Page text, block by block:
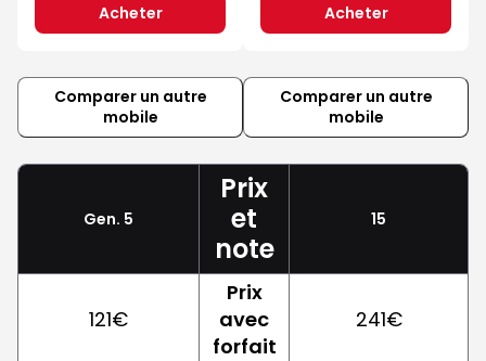
Acheter Acheter
Comparer un autre
mobile
Comparer un autre
mobile
Gen. 5
Prix
et
note
15
121€
Prix
avec
forfait
241€